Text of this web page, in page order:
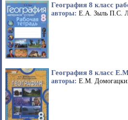
География 8 класс
авторы: Е.А. Зыль П.С.
География 8 класс
авторы: Е.М.